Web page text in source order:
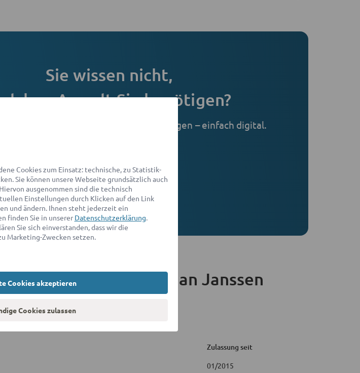
Sie wissen nicht,
Anwalt Sie benötigen?
wir finden den Richtigen für Ihr Anliegen – einfach digital.
Jetzt Rechtsfrage stellen
Kostenlos Transparent
von Christian Janssen
Zulassung seit
01/2015
Cookies zum Einsatz: technische, zu Statistik-
Sie können unsere Webseite grundsätzlich auch
ausgenommen sind die technisch
Einstellungen durch Klicken auf den Link
und ändern. Ihnen steht jederzeit ein
finden Sie in unserer Datenschutzerklärung.
Sie sich einverstanden, dass wir die
Marketing-Zwecken setzen.
Cookies akzeptieren
Cookies zulassen